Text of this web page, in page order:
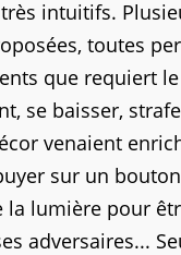
intuitifs.
toutes
que requiert
se baisser,
venaient
sur un
la lumière pour
adversaires...